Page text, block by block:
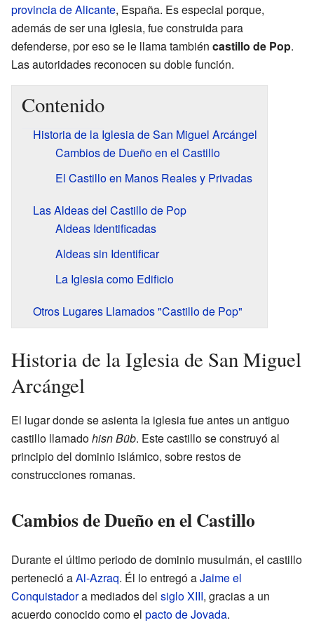
provincia de Alicante, España. Es especial porque,
además de ser una iglesia, fue construida para
defenderse, por eso se le llama también castillo de Pop.
Las autoridades reconocen su doble función.
Contenido
Historia de la Iglesia de San Miguel Arcángel
Cambios de Dueño en el Castillo
El Castillo en Manos Reales y Privadas
Las Aldeas del Castillo de Pop
Aldeas Identificadas
Aldeas sin Identificar
La Iglesia como Edificio
Otros Lugares Llamados "Castillo de Pop"
Historia de la Iglesia de San Miguel
Arcángel
El lugar donde se asienta la iglesia fue antes un antiguo
castillo llamadohisn Büb. Este castillo se construyó al
principio del dominio islámico, sobre restos de
construcciones romanas.
Cambios de Dueño en el Castillo
Durante el último periodo de dominio musulmán, el castillo
perteneció aAl-Azraq. Él lo entregó aJaime el
Conquistadora mediados del siglo XIII, gracias a un
acuerdo conocido como el pacto de Jovada.